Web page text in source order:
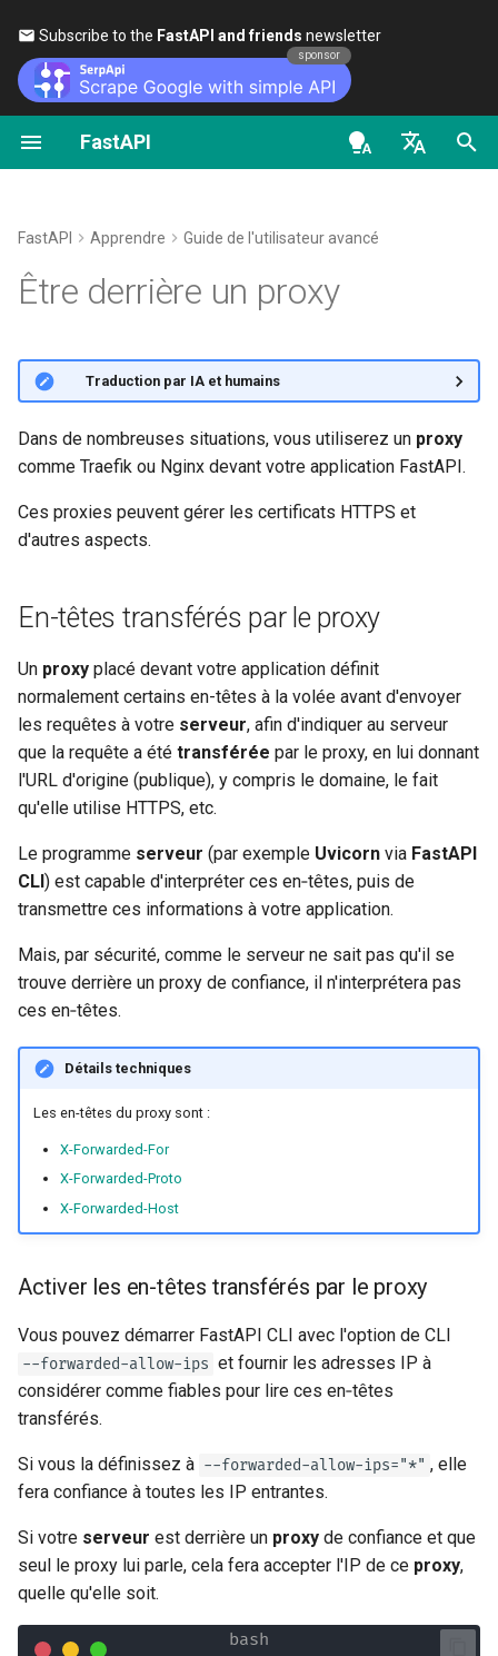
FollowFastAPIonLinkedInto stay updated
FastAPI
de - Deutsch
fr - français
hi - हिन्दी
ja - 日本語
ko - 한국어
pt - português
ru - русский язык
zh - 简体中文
zh-hant - 繁體中文
Démarrer
Paramètres de requête et
validations de chaînes de
Paramètres de chemin et
validations numériques
Corps - Champs
Corps - Modèles imbriqués
Déclarer des exemples de
Types de données
supplémentaires
Paramètres de cookie
Paramètres d'en-tête
Modèles de paramètres de
Modèles de paramètres d'en-
tête
Modèle de réponse - Type de
Code d'état de la réponse
Données de formulaire
Modèles de formulaire
Envoyer des fichiers
Utiliser des formulaires et
Utiliser des classes
Sous-dépendances
Gérer les dépendances
les décorateurs de
Dépendances globales
Utiliser des dépendances
avec yield
Sécurité - Premiers pas
Password et Bearer
(et hachage), Bearer avec
Scopes OAuth2
En-têtes transférés par le proxy
par le proxy
Redirections avec HTTPS
en‑têtes transférés par le
proxy
Proxy avec un préfixe de chemin
supprimé
Fournir le root_path
l'application FastAPI
À propos de root_path
À propos des proxies avec un
préfixe de chemin supprimé
Tester localement avec Traefik
Vérifier les réponses
Vérifier l'interface de
documentation
Serveurs supplémentaires
root_path
Monter une sous-application
À propos des versions de
FastAPI Cloud
À propos de HTTPS
manuellement
Déployer FastAPI sur des
fournisseurs cloud
- Docker
Général - Guides pratiques -
Migrer de Pydantic v1 à
Personnaliser les classes
Request et APIRoute
Configurer OpenAPI de
manière conditionnelle
Étendre OpenAPI
OpenAPI pour l'entrée et la
Héberger en propre les
ressources statiques de l’UI
des docs personnalisées
Configurer Swagger UI
Tester une base de données
Utiliser les anciens codes
FastAPI class
Exceptions - HTTPException
and WebSocketException
Dependencies - Depends()
and Security()
APIRouter class
BackgroundTasks
Request class
WebSockets
HTTPConnection class
Custom Response Classes -
File, HTML, Redirect,
Server-Sent Events -
EventSourceResponse and
ServerSentEvent
OpenAPI
OpenAPI docs
Security Tools
Templating - Jinja2Templates
Test Client - TestClient
FastAPI People
Modèle Full Stack FastAPI
FastAPI and friends
newsletter
Alternatives, inspiration et
Histoire, conception et avenir
Tests de performance
FastAPI Apprendre Guide de l'utilisateur avancé
Être derrière un proxy
🌐 Traduction par IA et humains
Dans de nombreuses situations, vous utiliserez un proxy
comme Traefik ou Nginx devant votre application FastAPI.
Ces proxies peuvent gérer les certificats HTTPS et
d'autres aspects.
En-têtes transférés par le proxy
Un proxy placé devant votre application définit
normalement certains en-têtes à la volée avant d'envoyer
les requêtes à votre serveur, afin d'indiquer au serveur
que la requête a été transférée par le proxy, en lui donnant
l'URL d'origine (publique), y compris le domaine, le fait
qu'elle utilise HTTPS, etc.
Le programme serveur (par exemple Uvicorn via FastAPI
CLI) est capable d'interpréter ces en‑têtes, puis de
transmettre ces informations à votre application.
Mais, par sécurité, comme le serveur ne sait pas qu'il se
trouve derrière un proxy de confiance, il n'interprétera pas
ces en‑têtes.
Détails techniques
Les en-têtes du proxy sont :
X-Forwarded-For
X-Forwarded-Proto
X-Forwarded-Host
Activer les en-têtes transférés par le proxy
Vous pouvez démarrer FastAPI CLI avec l'option de CLI
--forwarded-allow-ips et fournir les adresses IP à
considérer comme fiables pour lire ces en‑têtes
transférés.
Si vous la définissez à --forwarded-allow-ips="*" , elle
fera confiance à toutes les IP entrantes.
Si votre serveur est derrière un proxy de confiance et que
seul le proxy lui parle, cela fera accepter l'IP de ce proxy,
quelle qu'elle soit.